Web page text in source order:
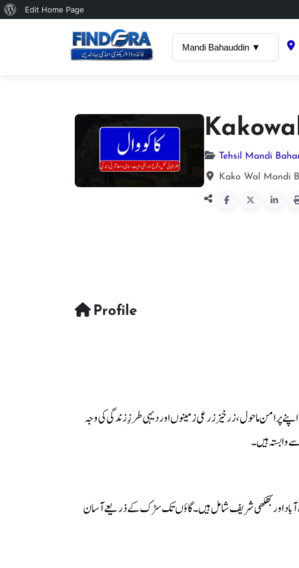
About
Edit Home Page
Mandi Bahauddin ▼
Tehsil Mandi
Kako Wal Mandi
Profile
پرامن ماحول، زرخیز زرعی زمینوں اور دیہی طرزِ زندگی کی وجہ
شہر کے جنوب میں واقع ہے۔ اس کے اردگرد کئی اہم دیہات موجود ہیں جن میں چک نمبر 11، عدالت آباد اور بھکھی شریف شامل ہیں۔ گاؤں تک سڑک کے ذریعے آسان